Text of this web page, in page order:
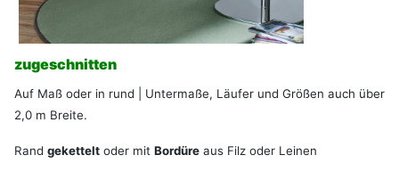
zugeschnitten
Auf Maß oder in rund | Untermaße, Läufer und Größen auch über
2,0 m Breite.
Rand gekettelt oder mit Bordüre aus Filz oder Leinen